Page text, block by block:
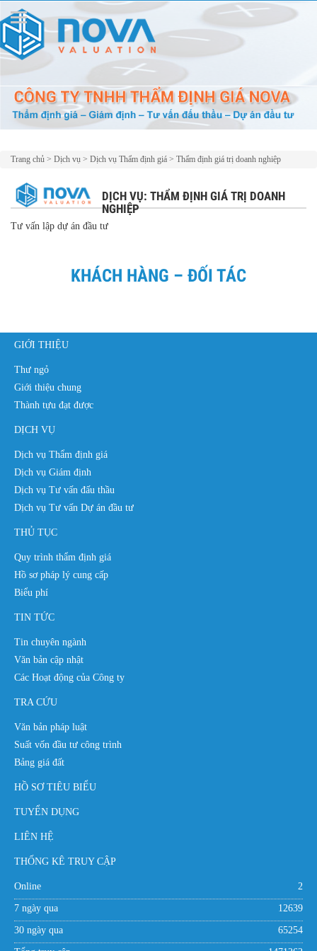
Trang chủ > Dịch vụ > Dịch vụ Thẩm định giá > Thẩm định giá trị doanh nghiệp
DỊCH VỤ: THẨM ĐỊNH GIÁ TRỊ DOANH
NGHIỆP
Tư vấn lập dự án đầu tư
KHÁCH HÀNG – ĐỐI TÁC
GIỚI THIỆU
Thư ngỏ
Giới thiệu chung
Thành tựu đạt được
DỊCH VỤ
Dịch vụ Thẩm định giá
Dịch vụ Giám định
Dịch vụ Tư vấn đấu thầu
Dịch vụ Tư vấn Dự án đầu tư
THỦ TỤC
Quy trình thẩm định giá
Hồ sơ pháp lý cung cấp
Biểu phí
TIN TỨC
Tin chuyên ngành
Văn bản cập nhật
Các Hoạt động của Công ty
TRA CỨU
Văn bản pháp luật
Suất vốn đầu tư công trình
Bảng giá đất
HỒ SƠ TIÊU BIỂU
TUYỂN DỤNG
LIÊN HỆ
THỐNG KÊ TRUY CẬP
Online 2
7 ngày qua 12639
30 ngày qua 65254